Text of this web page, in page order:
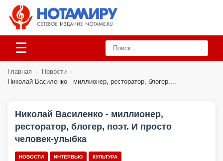
☰
Главная › Новости ›
Николай Василенко - миллионер, ресторатор, блогер,...
Николай Василенко - миллионер,
ресторатор, блогер, поэт. И просто
человек-улыбка
НОВОСТИ ИНТЕРВЬЮ КУЛЬТУРА